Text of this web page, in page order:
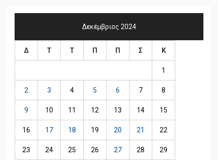
Δεκέμβριος 2024
Δ Τ Τ Π Π Σ Κ
1
2 3 4 5 6 7 8
9 10 11 12 13 14 15
16 17 18 19 20 21 22
23 24 25 26 27 28 29